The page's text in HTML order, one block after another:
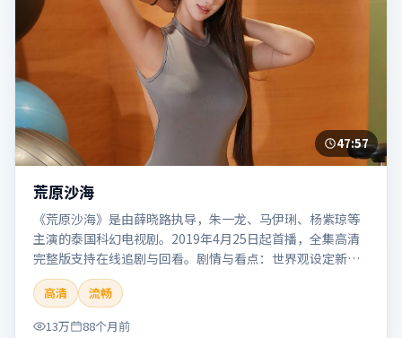
47:57
荒原沙海
《荒原沙海》是由薛晓路执导，朱一龙、马伊琍、杨紫琼等
主演的泰国科幻电视剧。2019年4月25日起首播，全集高清
完整版支持在线追剧与回看。剧情与看点：世界观设定新
颖，视觉奇观与哲思并存，探讨科技与人性的边界。本片适
合检索「荒原沙海」「薛晓路」「科幻」「泰国」「2019」
「2019-04-25上映」等关键词的影迷阅读简介与主创信息。
高清
流畅
13万
88个月前